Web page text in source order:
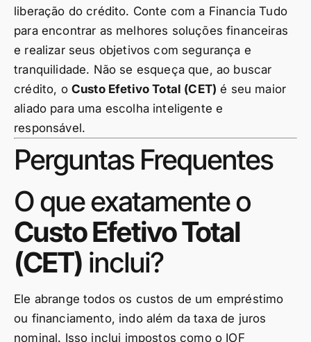
liberação do crédito. Conte com a Financia Tudo
para encontrar as melhores soluções financeiras
e realizar seus objetivos com segurança e
tranquilidade. Não se esqueça que, ao buscar
crédito, o Custo Efetivo Total (CET) é seu maior
aliado para uma escolha inteligente e
responsável.
Perguntas Frequentes
O que exatamente o
Custo Efetivo Total
(CET) inclui?
Ele abrange todos os custos de um empréstimo
ou financiamento, indo além da taxa de juros
nominal. Isso inclui impostos como o IOF